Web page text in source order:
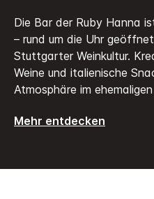
Die Bar der Ruby Hanna
– rund um die Uhr
Stuttgarter Weinkultur.
Weine und italienische
Atmosphäre im
Mehr entdecken